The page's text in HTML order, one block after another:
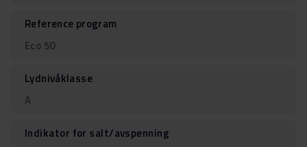
Reference program
Eco 50
Lydnivåklasse
A
Indikator for salt/avspenning